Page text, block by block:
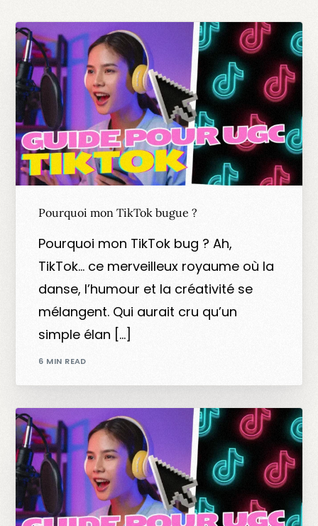
Pourquoi mon TikTok bugue ?
Pourquoi mon TikTok bug ? Ah,
TikTok… ce merveilleux royaume où la
danse, l’humour et la créativité se
mélangent. Qui aurait cru qu’un
simple élan […]
6 MIN READ